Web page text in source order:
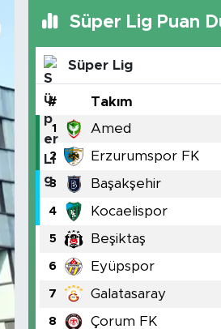
Süper Lig Puan
Süper Lig
# Takım
1 Amed
2 Erzurumspor FK
3 Başakşehir
4 Kocaelispor
5 Beşiktaş
6 Eyüpspor
7 Galatasaray
8 Çorum FK